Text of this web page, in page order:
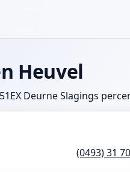
Heuvel
DeurneSlagings
(0493) 31